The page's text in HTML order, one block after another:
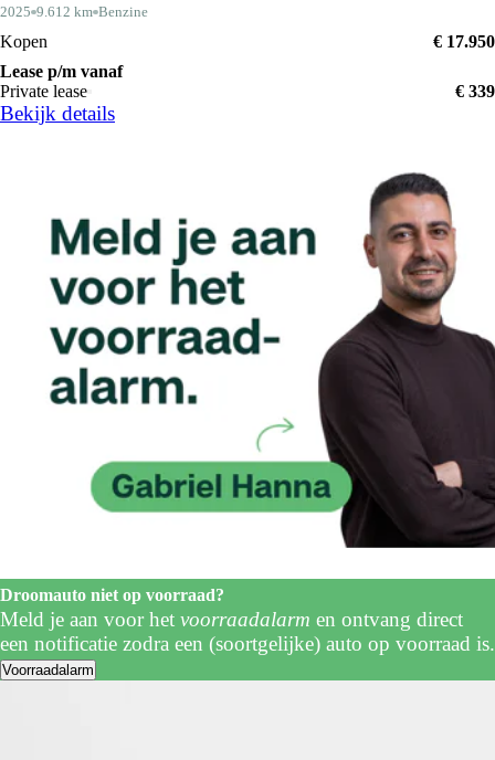
2025 9.612 km Benzine
Kopen
€ 17.950
Lease p/m vanaf
Private lease
€ 339
Bekijk details
Droomauto niet op voorraad?
Meld je aan voor het voorraadalarm en ontvang direct
een notificatie zodra een (soortgelijke) auto op voorraad is.
Voorraadalarm